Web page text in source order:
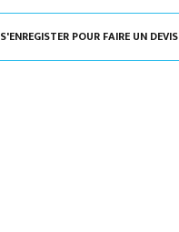
S'ENREGISTER POUR FAIRE UN DEVIS